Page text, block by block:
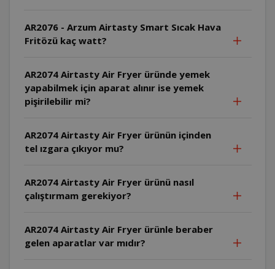
AR2076 - Arzum Airtasty Smart Sıcak Hava
Fritözü kaç watt?
AR2074 Airtasty Air Fryer üründe yemek
yapabilmek için aparat alınır ise yemek
pişirilebilir mi?
AR2074 Airtasty Air Fryer ürünün içinden
tel ızgara çıkıyor mu?
AR2074 Airtasty Air Fryer ürünü nasıl
çalıştırmam gerekiyor?
AR2074 Airtasty Air Fryer ürünle beraber
gelen aparatlar var mıdır?